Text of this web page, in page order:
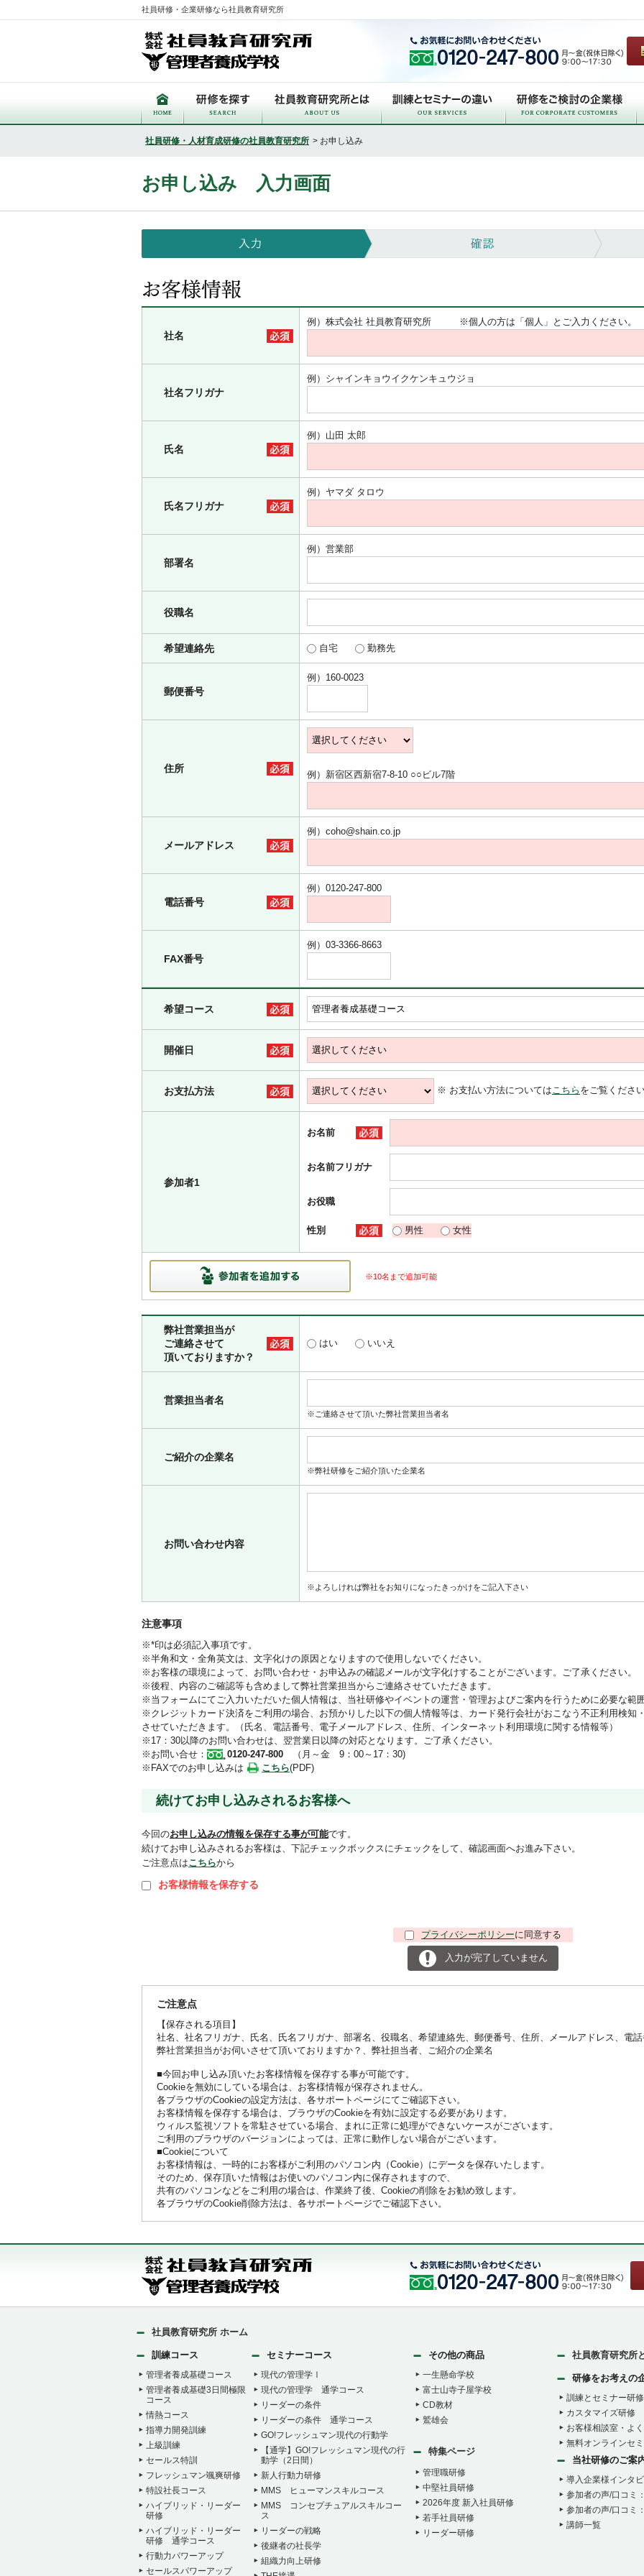
社員研修・企業研修なら社員教育研究所
社員研修・人材育成研修の社員教育研究所 > お申し込み
お申し込み 入力画面
社名
例）株式会社 社員教育研究所 ※個人の方は「個人」とご入力ください。
社名フリガナ
例）シャインキョウイクケンキュウジョ
氏名
例）山田 太郎
氏名フリガナ
例）ヤマダ タロウ
部署名
例）営業部
役職名
希望連絡先 自宅 勤務先
郵便番号
例）160-0023
住所
例）新宿区西新宿7-8-10 ○○ビル7階
メールアドレス
例）coho@shain.co.jp
電話番号
例）0120-247-800
FAX番号
例）03-3366-8663
希望コース
開催日
お支払方法 ※ お支払い方法についてはこちら をご覧くださ
参加者1
お名前
お名前フリガナ
お役職
性別 男性 女性
※10名まで追加可能
弊社営業担当が
ご連絡させて
頂いておりますか？
はい いいえ
営業担当者名
※ご連絡させて頂いた弊社営業担当者名
ご紹介の企業名
※弊社研修をご紹介頂いた企業名
お問い合わせ内容
※よろしければ弊社をお知りになったきっかけをご記入下さい
注意事項
※*印は必須記入事項です。
※半角和文・全角英文は、文字化けの原因となりますので使用しないでください。
※お客様の環境によって、お問い合わせ・お申込みの確認メールが文字化けすることがございます。ご了承ください。
※後程、内容のご確認等も含めまして弊社営業担当からご連絡させていただきます。
※当フォームにてご入力いただいた個人情報は、当社研修やイベントの運営・管理およびご案内を行うために必要な範
※クレジットカード決済をご利用の場合、お預かりした以下の個人情報等は、カード発行会社がおこなう不正利用検知
させていただきます。（氏名、電話番号、電子メールアドレス、住所、インターネット利用環境に関する情報等）
※17：30以降のお問い合わせは、翌営業日以降の対応となります。ご了承ください。
※お問い合せ：
0120-247-800 （月～金 9：00～17：30)
※FAXでのお申し込みは
こちら(PDF)
続けてお申し込みされるお客様へ
今回のお申し込みの情報を保存する事が可能です。
続けてお申し込みされるお客様は、下記チェックボックスにチェックをして、確認画面へお進み下さい。
ご注意点はこちらから
お客様情報を保存する
プライバシーポリシーに同意する
入力が完了していません
ご注意点
【保存される項目】
社名、社名フリガナ、氏名、氏名フリガナ、部署名、役職名、希望連絡先、郵便番号、住所、メールアドレス、電
弊社営業担当がお伺いさせて頂いておりますか？、弊社担当者、ご紹介の企業名
■今回お申し込み頂いたお客様情報を保存する事が可能です。
Cookieを無効にしている場合は、お客様情報が保存されません。
各ブラウザのCookieの設定方法は、各サポートページにてご確認下さい。
お客様情報を保存する場合は、ブラウザのCookieを有効に設定する必要があります。
ウィルス監視ソフトを常駐させている場合、まれに正常に処理ができないケースがございます。
ご利用のブラウザのバージョンによっては、正常に動作しない場合がございます。
■Cookieについて
お客様情報は、一時的にお客様がご利用のパソコン内（Cookie）にデータを保存いたします。
そのため、保存頂いた情報はお使いのパソコン内に保存されますので、
共有のパソコンなどをご利用の場合は、作業終了後、Cookieの削除をお勧め致します。
各ブラウザのCookie削除方法は、各サポートページでご確認下さい。
社員教育研究所 ホーム
訓練コース
管理者養成基礎コース
管理者養成基礎3日間極限
コース
情熱コース
指導力開発訓練
上級訓練
セールス特訓
フレッシュマン颯爽研修
特設社長コース
ハイブリッド・リーダー
研修
ハイブリッド・リーダー
研修 通学コース
行動力パワーアップ
セールスパワーアップ
セミナーコース
現代の管理学Ⅰ
現代の管理学 通学コース
リーダーの条件
リーダーの条件 通学コース
GO!フレッシュマン現代の行動学
【通学】GO!フレッシュマン現代の行
動学（2日間）
新人行動力研修
MMS ヒューマンスキルコース
MMS コンセプチュアルスキルコー
ス
リーダーの戦略
後継者の社長学
組織力向上研修
その他の商品
一生懸命学校
富士山寺子屋学校
CD教材
鷲雄会
特集ページ
管理職研修
中堅社員研修
2026年度 新入社員研修
若手社員研修
リーダー研修
社員教育研究所
研修をお考えの
訓練とセミナー研
カスタマイズ研修
お客様相談室・よ
無料オンラインセ
当社研修のご案
導入企業様インタ
参加者の声/口コミ
参加者の声/口コミ
講師一覧